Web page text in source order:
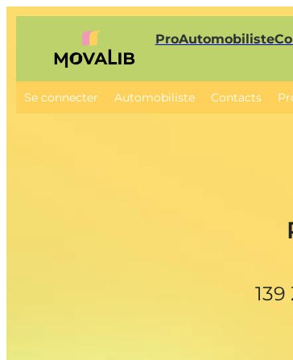
ProAutomobiliste
Se connecter Automobiliste Contacts